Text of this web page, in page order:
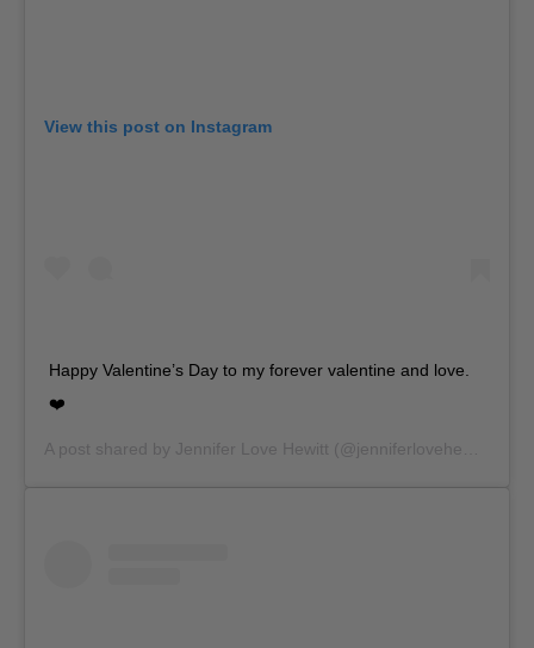
View this post on Instagram
Happy Valentine’s Day to my forever valentine and love.
❤️
A post shared by Jennifer Love Hewitt (@jenniferlovehewitt) on